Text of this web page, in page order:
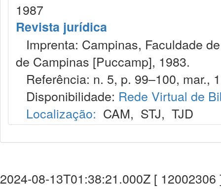
1987
Revista jurídica
Imprenta: Campinas, Faculdade
de Campinas [Puccamp], 1983.
Referência: n. 5, p. 99–100, mar.,
Disponibilidade: Rede Virtual de
Localização: CAM, STJ, TJD
2024-08-13T01:38:21.000Z [ 12002306